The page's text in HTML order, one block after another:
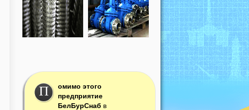
П
омимо этого
предприятие
БелБурСнаб в